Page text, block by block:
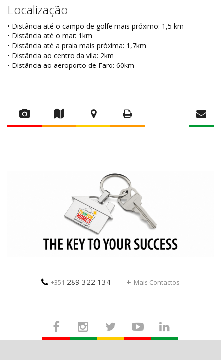
Localização
• Distância até o campo de golfe mais próximo: 1,5 km
• Distância até o mar: 1km
• Distância até a praia mais próxima: 1,7km
• Distância ao centro da vila: 2km
• Distância ao aeroporto de Faro: 60km
+351 289 322 134 Mais Contactos